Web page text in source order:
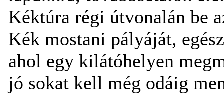
Kéktúra régi útvonalán be
Kék mostani pályáját,
ahol egy kilátóhelyen
jó sokat kell még odáig